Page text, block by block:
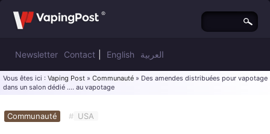
Newsletter Contact English العربية
Vous êtes ici : Vaping Post » Communauté » Des amendes distribuées pour vapotage
dans un salon dédié …. au vapotage
Communauté # USA